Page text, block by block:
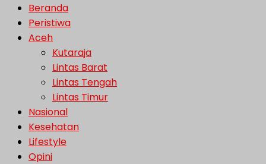
Beranda
Peristiwa
Aceh
Kutaraja
Lintas Barat
Lintas Tengah
Lintas Timur
Nasional
Kesehatan
Lifestyle
Opini